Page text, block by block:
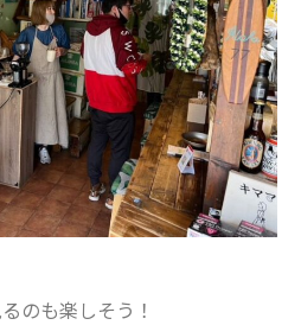
2023年2月
2023年1月
2022年12月
2022年11月
2022年10月
2022年9月
2022年8月
2022年6月
のも楽しそう！